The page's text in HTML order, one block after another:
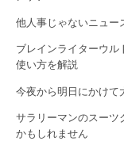
n
他人事じゃないニュー
ブレインライターウ
使い方を解説
今夜から明日にかけて
サラリーマンのスーツ
かもしれません